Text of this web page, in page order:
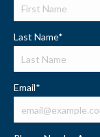
Last Name*
Email*